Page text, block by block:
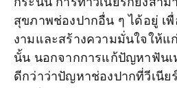
สุขภาพช่องปากอื่น ๆ ได้อยู่ เ
งามและสร้างความมั่นใจให้แ
นั้น นอกจากการแก้ปัญหาฟันเ
ดีกว่าว่าปัญหาช่องปากที่วีเนีย